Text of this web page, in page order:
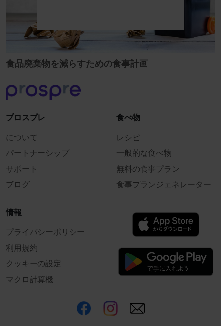
食品廃棄物を減らすための食事計画
プロスプレ
について
パートナーシップ
サポート
ブログ
食べ物
レシピ
一般的な食べ物
無料の食事プラン
食事プランジェネレーター
情報
プライバシーポリシー
利用規約
クッキーの設定
マクロ計算機